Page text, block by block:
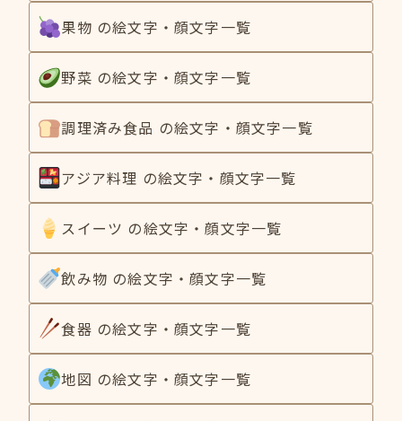
果物 の絵文字・顔文字一覧
野菜 の絵文字・顔文字一覧
調理済み食品 の絵文字・顔文字一覧
アジア料理 の絵文字・顔文字一覧
スイーツ の絵文字・顔文字一覧
飲み物 の絵文字・顔文字一覧
食器 の絵文字・顔文字一覧
地図 の絵文字・顔文字一覧